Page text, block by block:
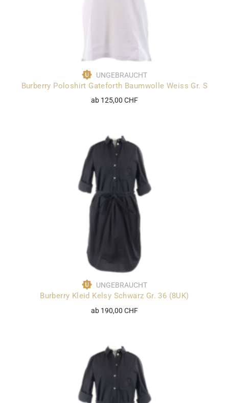
UNGEBRAUCHT
Burberry Poloshirt Gateforth Baumwolle Weiss Gr. S
ab 125,00 CHF
UNGEBRAUCHT
Burberry Kleid Kelsy Schwarz Gr. 36 (8UK)
ab 190,00 CHF